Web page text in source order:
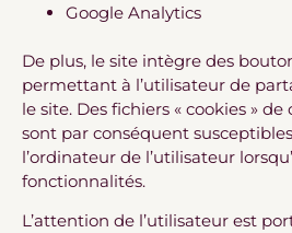
Google Analytics
De plus, le site intègre des
permettant à l’utilisateur de
le site. Des fichiers « cookies » de
sont par conséquent
l’ordinateur de l’utilisateur
fonctionnalités.
L’attention de l’utilisateur est